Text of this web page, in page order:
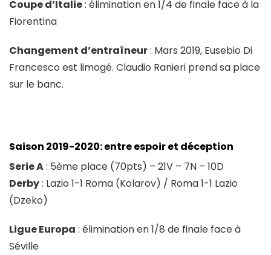
Coupe d’Italie: élimination en 1/4 de finale face à la
Fiorentina
Changement d’entraîneur: Mars 2019, Eusebio Di
Francesco est limogé. Claudio Ranieri prend sa place
sur le banc.
Saison 2019-2020: entre espoir et déception
Serie A: 5ème place (70pts) – 21V – 7N – 10D
Derby: Lazio 1-1 Roma (Kolarov) / Roma 1-1 Lazio
(Dzeko)
Ligue Europa : élimination en 1/8 de finale face à
Séville